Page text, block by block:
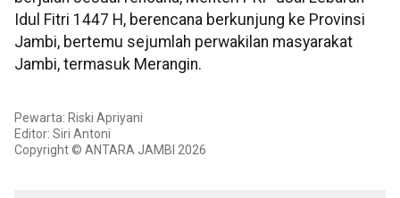
Idul Fitri 1447 H, berencana berkunjung ke Provinsi
Jambi, bertemu sejumlah perwakilan masyarakat
Jambi, termasuk Merangin.
Pewarta: Riski Apriyani
Editor: Siri Antoni
Copyright © ANTARA JAMBI 2026